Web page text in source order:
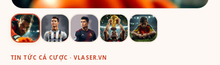
TIN TỨC CÁ CƯỢC · VLASER.VN